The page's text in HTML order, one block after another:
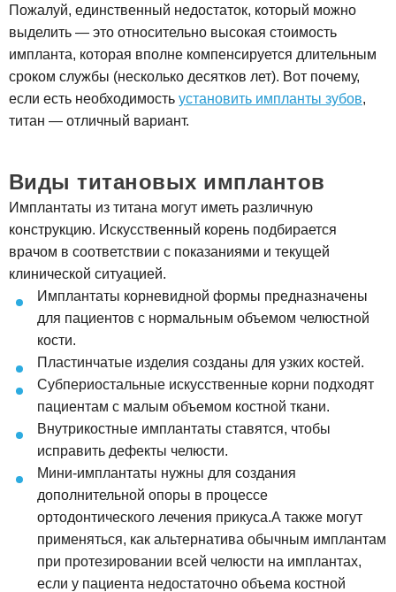
Пожалуй, единственный недостаток, который можно
выделить — это относительно высокая стоимость
импланта, которая вполне компенсируется длительным
сроком службы (несколько десятков лет). Вот почему,
если есть необходимость установить импланты зубов,
титан — отличный вариант.
Виды титановых имплантов
Имплантаты из титана могут иметь различную
конструкцию. Искусственный корень подбирается
врачом в соответствии с показаниями и текущей
клинической ситуацией.
Имплантаты корневидной формы предназначены
для пациентов с нормальным объемом челюстной
кости.
Пластинчатые изделия созданы для узких костей.
Субпериостальные искусственные корни подходят
пациентам с малым объемом костной ткани.
Внутрикостные имплантаты ставятся, чтобы
исправить дефекты челюсти.
Мини-имплантаты нужны для создания
дополнительной опоры в процессе
ортодонтического лечения прикуса.А также могут
применяться, как альтернатива обычным имплантам
при протезировании всей челюсти на имплантах,
если у пациента недостаточно объема костной